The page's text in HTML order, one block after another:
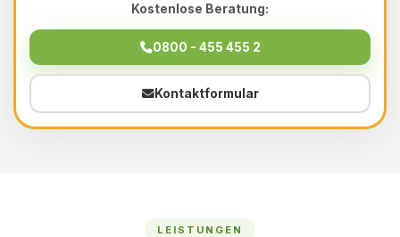
Kostenlose Beratung:
0800 - 455 455 2
Kontaktformular
LEISTUNGEN